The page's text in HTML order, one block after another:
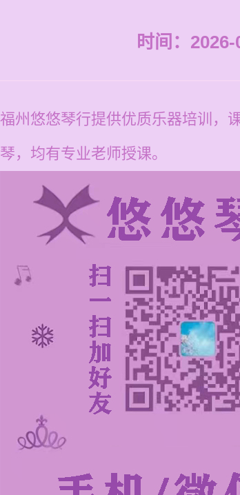
时间：
福州悠悠琴行提供优质乐器培训，
琴，均有专业老师授课。